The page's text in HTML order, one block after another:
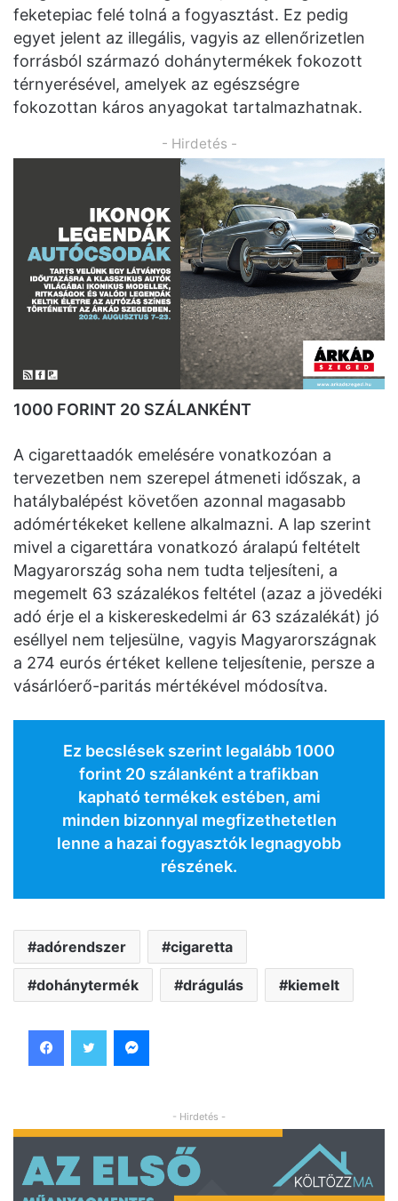
feketepiac felé tolná a fogyasztást. Ez pedig
egyet jelent az illegális, vagyis az ellenőrizetlen
forrásból származó dohánytermékek fokozott
térnyerésével, amelyek az egészségre
fokozottan káros anyagokat tartalmazhatnak.
- Hirdetés -
1000 FORINT 20 SZÁLANKÉNT
A cigarettaadók emelésére vonatkozóan a
tervezetben nem szerepel átmeneti időszak, a
hatálybalépést követően azonnal magasabb
adómértékeket kellene alkalmazni. A lap szerint
mivel a cigarettára vonatkozó áralapú feltételt
Magyarország soha nem tudta teljesíteni, a
megemelt 63 százalékos feltétel (azaz a jövedéki
adó érje el a kiskereskedelmi ár 63 százalékát) jó
eséllyel nem teljesülne, vagyis Magyarországnak
a 274 eurós értéket kellene teljesítenie, persze a
vásárlóerő-paritás mértékével módosítva.
Ez becslések szerint legalább 1000
forint 20 szálanként a trafikban
kapható termékek estében, ami
minden bizonnyal megfizethetetlen
lenne a hazai fogyasztók legnagyobb
részének.
adórendszer cigaretta
dohánytermék drágulás kiemelt
- Hirdetés -